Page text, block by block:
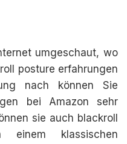
umgeschaut, wo
posture erfahrungen
nach können Sie
bei Amazon sehr
sie auch blackroll
einem klassischen